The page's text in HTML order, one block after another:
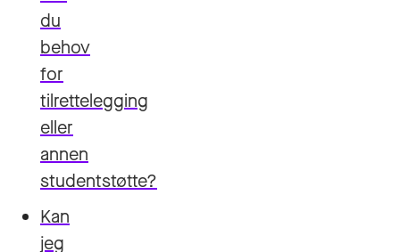
du
behov
for
tilrettelegging
eller
annen
studentstøtte?
Kan
jeg